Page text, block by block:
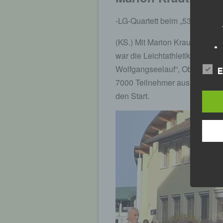
-LG-Quartett beim „53.
(KS.) Mit Marion Krautloher,
war die Leichtathletik
Wolfgangseelauf“,
7000 Teilnehmer aus 57
den Start.